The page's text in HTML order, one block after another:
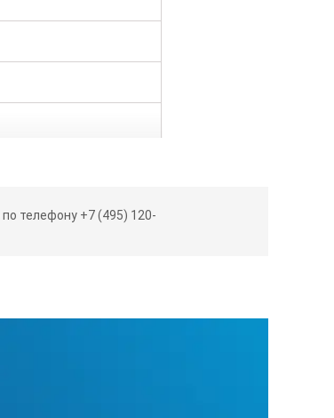
телефону +7 (495) 120-